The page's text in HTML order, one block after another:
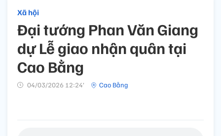
Xã hội
Đại tướng Phan Văn Giang
dự Lễ giao nhận quân tại
Cao Bằng
04/03/2026 12:24’ Cao Bằng